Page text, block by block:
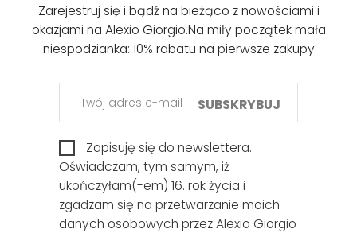
Zarejestruj się i bądź na bieżąco z nowościami i
okazjami na Alexio Giorgio.Na miły początek mała
niespodzianka: 10% rabatu na pierwsze zakupy
SUBSKRYBUJ
Zapisuję się do newslettera.
Oświadczam, tym samym, iż
ukończyłam(-em) 16. rok życia i
zgadzam się na przetwarzanie moich
danych osobowych przez Alexio Giorgio